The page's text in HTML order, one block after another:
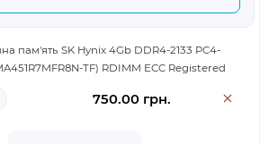
пам'ять SK Hynix 4Gb DDR4-2133 PC4-
TF) RDIMM ECC Registered
750.00 грн.